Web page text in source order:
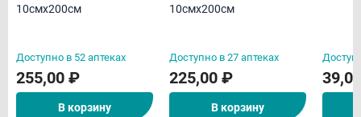
10смх200см
Доступно в 52 аптеках
255,00 ₽
В корзину
10смх200см
Доступно в 27 аптеках
225,00 ₽
В корзину